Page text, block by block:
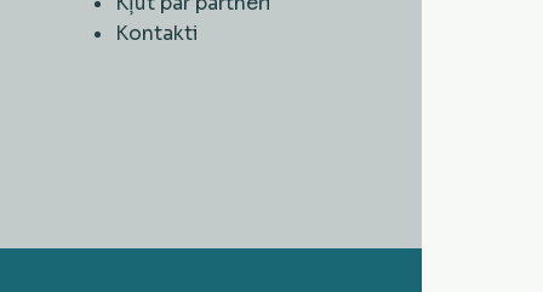
Kontakti